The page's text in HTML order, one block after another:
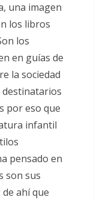
una imagen
los libros
los
en guías de
la sociedad
destinatarios
por eso que
infantil
pensado en
son sus
ahí que